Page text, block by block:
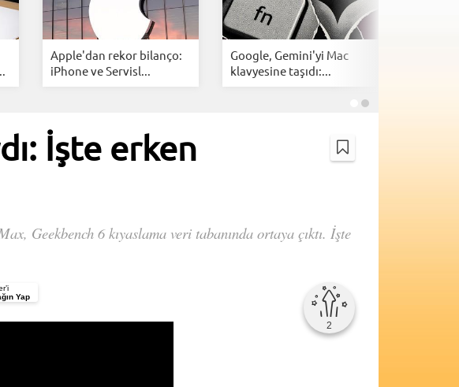
Apple'dan rekor bilanço:
iPhone ve Servisl...
Google, Gemini'yi Mac
klavyesine taşıdı:...
İşte erken
Geekbench 6 kıyaslama veri tabanında ortaya çıktı. İşte
Yap
2